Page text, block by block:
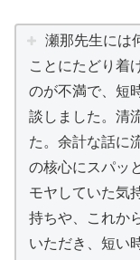
瀬那先生には
ことにたどり着
のが不満で、短
談しました。清
た。余計な話に
の核心にスパッ
モヤしていた気
持ちや、これか
いただき、短い